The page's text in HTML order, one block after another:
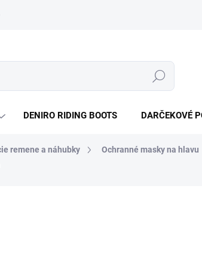
Search
DENIRO RIDING BOOTS DARČEKOVÉ
remene a náhubky
Ochranné masky na hlavu